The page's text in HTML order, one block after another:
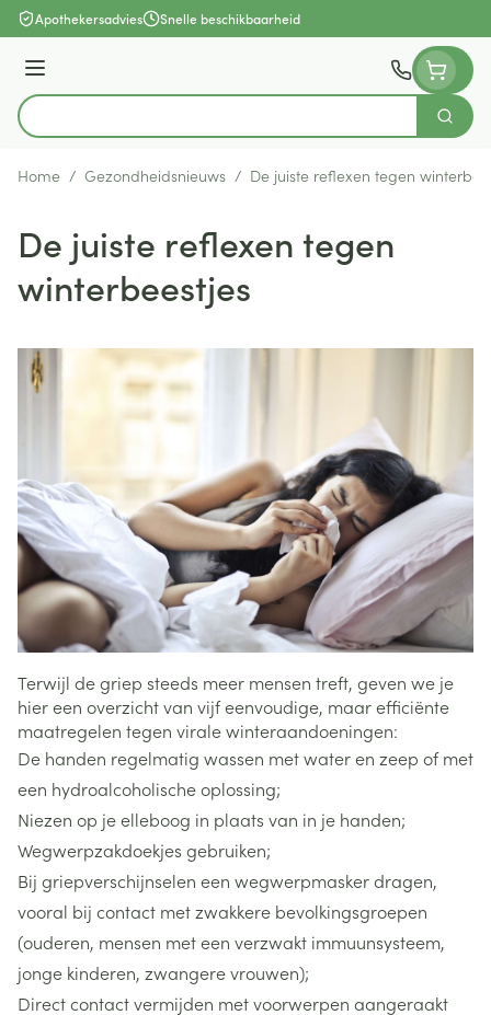
Ga naar de inhoud
Apothekersadvies Snelle beschikbaarheid
Menu
Product, merk, categorie...
Zoek
Home / Gezondheidsnieuws / De juiste reflexen tegen
De juiste reflexen tegen
winterbeestjes
Terwijl de griep steeds meer mensen treft, geven we je
hier een overzicht van vijf eenvoudige, maar efficiënte
maatregelen tegen virale winteraandoeningen:
De handen regelmatig wassen met water en zeep of met
een hydroalcoholische oplossing;
Niezen op je elleboog in plaats van in je handen;
Wegwerpzakdoekjes gebruiken;
Bij griepverschijnselen een wegwerpmasker dragen,
vooral bij contact met zwakkere bevolkingsgroepen
(ouderen, mensen met een verzwakt immuunsysteem,
jonge kinderen, zwangere vrouwen);
Direct contact vermijden met voorwerpen aangeraakt